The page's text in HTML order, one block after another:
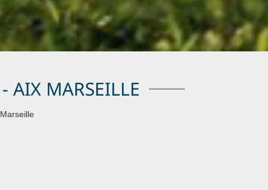
AIX MARSEILLE